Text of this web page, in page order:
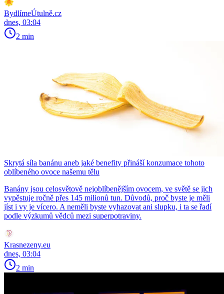
BydlímeÚtulně.cz
dnes, 03:04
2 min
Skrytá síla banánu aneb jaké benefity přináší konzumace tohoto
oblíbeného ovoce našemu tělu
Banány jsou celosvětově nejoblíbenějším ovocem, ve světě se jich
vypěstuje ročně přes 145 milionů tun. Důvodů, proč byste je měli
jíst i vy je vícero. A neměli byste vyhazovat ani slupku, i ta se řadí
podle výzkumů vědců mezi superpotraviny.
Krasnezeny.eu
dnes, 03:04
2 min